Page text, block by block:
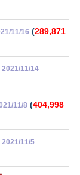
11/16 (289,871
2021/11/14
11/8 (404,998
2021/11/5